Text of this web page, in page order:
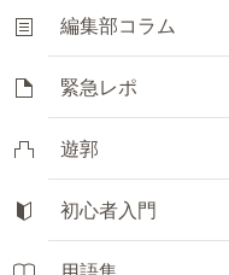
編集部コラム
緊急レポ
遊郭
初心者入門